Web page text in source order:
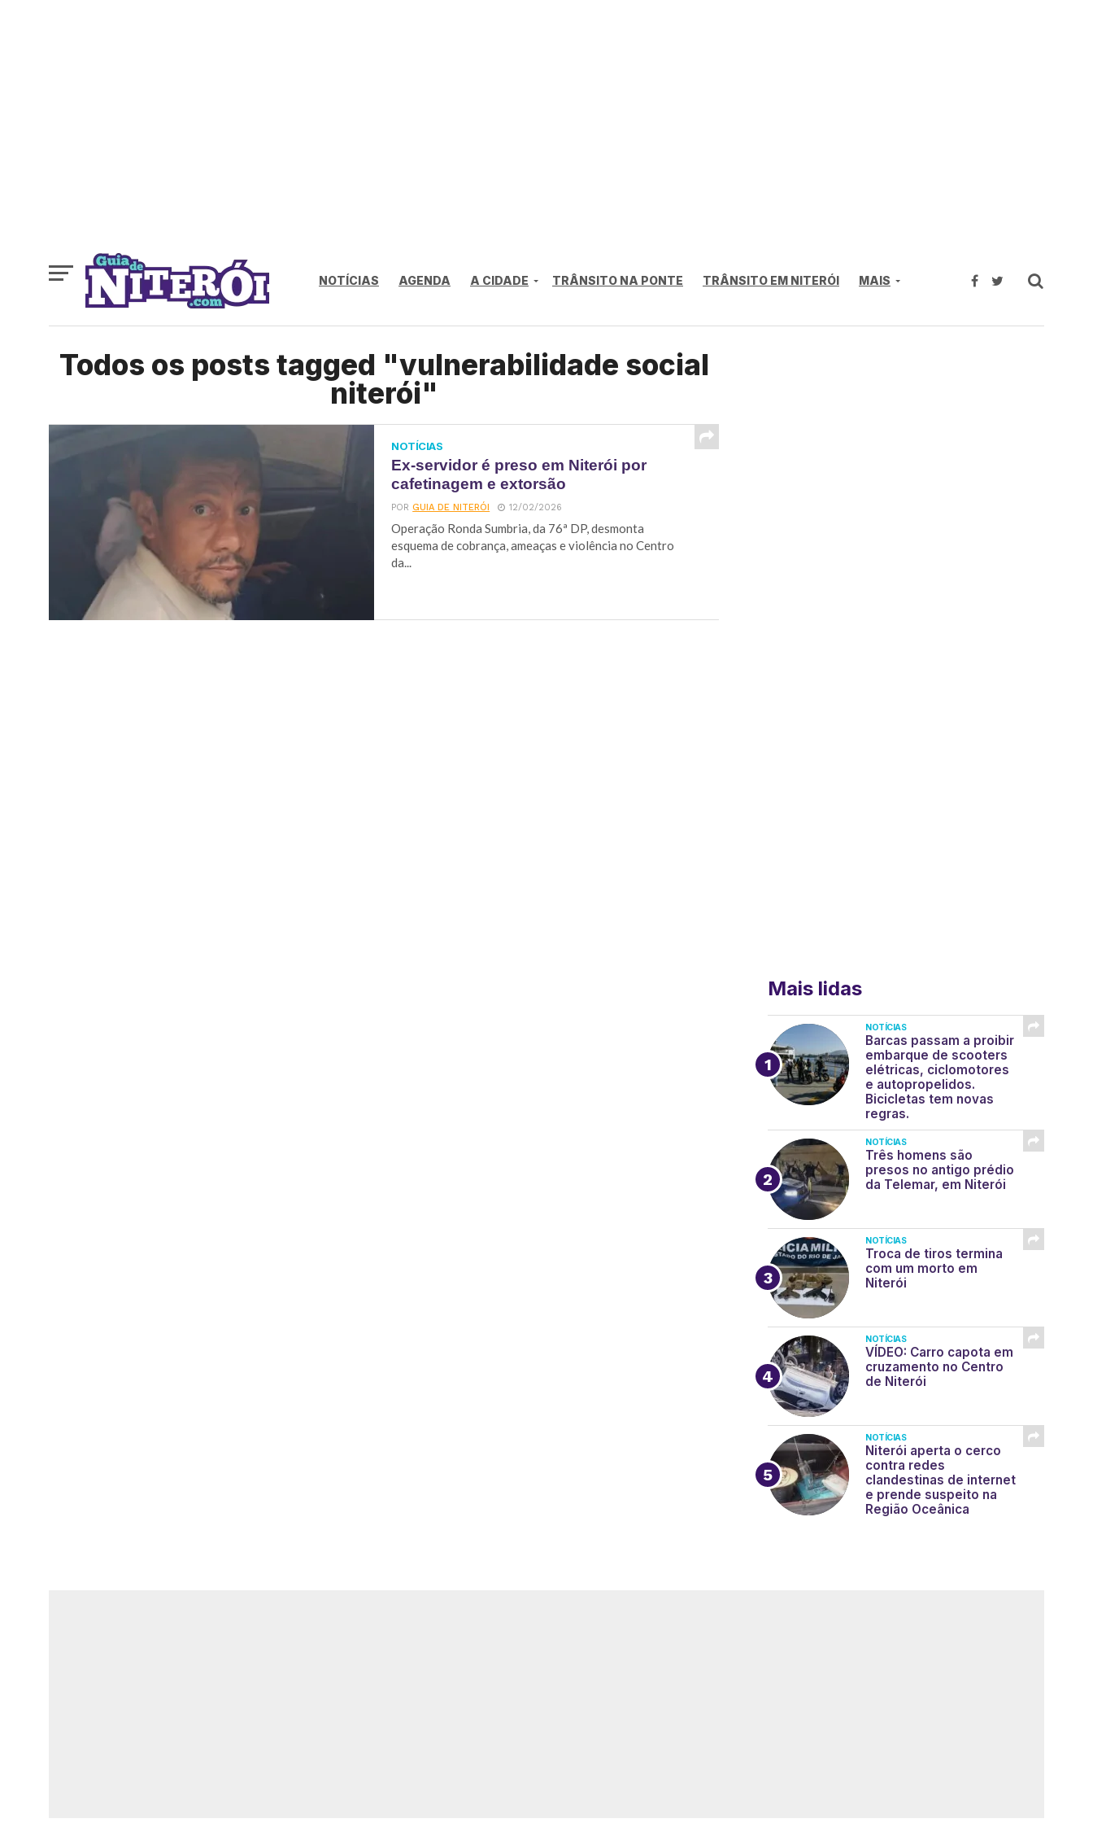
NOTÍCIAS AGENDA A CIDADE TRÂNSITO NA PONTE TRÂNSITO EM NITERÓI MAIS
Todos os posts tagged "vulnerabilidade social
niterói"
NOTÍCIAS
Ex-servidor é preso em Niterói por
cafetinagem e extorsão
PORGUIA DE NITERÓI 12/02/2026
Operação Ronda Sumbria, da 76ª DP, desmonta
esquema de cobrança, ameaças e violência no Centro
da...
Mais lidas
NOTÍCIAS
Barcas passam a proibir
embarque de scooters
elétricas, ciclomotores
e autopropelidos.
Bicicletas tem novas
regras.
NOTÍCIAS
Três homens são
presos no antigo prédio
da Telemar, em Niterói
NOTÍCIAS
Troca de tiros termina
com um morto em
Niterói
NOTÍCIAS
VÍDEO: Carro capota em
cruzamento no Centro
de Niterói
NOTÍCIAS
Niterói aperta o cerco
contra redes
clandestinas de internet
e prende suspeito na
Região Oceânica